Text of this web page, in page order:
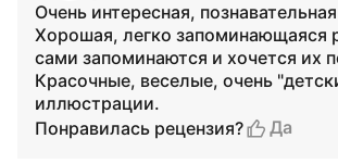
Очень интересная,
Хорошая, легко запоминающаяся
сами запоминаются и хочется их
Красочные, веселые, очень
иллюстрации.
Понравилась рецензия?
Да